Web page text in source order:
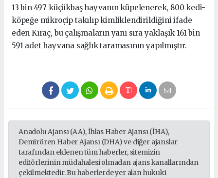
13 bin 497 küçükbaş hayvanın küpelenerek, 800 kedi-
köpeğe mikroçip takılıp kimliklendirildiğini ifade
eden Kıraç, bu çalışmaların yanı sıra yaklaşık 161 bin
591 adet hayvana sağlık taramasının yapılmıştır.
Anadolu Ajansı (AA), İhlas Haber Ajansı (İHA),
Demirören Haber Ajansı (DHA) ve diğer ajanslar
tarafından eklenen tüm haberler, sitemizin
editörlerinin müdahalesi olmadan ajans kanallarından
çekilmektedir. Bu haberlerde yer alan hukuki